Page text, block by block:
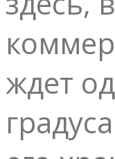
ждет